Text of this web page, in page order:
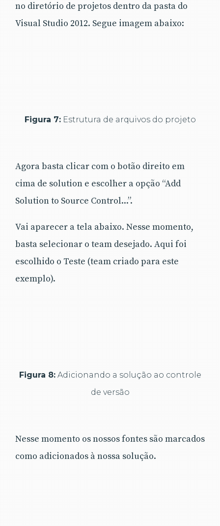
no diretório de projetos dentro da pasta do
Visual Studio 2012. Segue imagem abaixo:
Figura 7:Estrutura de arquivos do projeto
Agora basta clicar com o botão direito em
cima de solution e escolher a opção “Add
Solution to Source Control...”.
Vai aparecer a tela abaixo. Nesse momento,
basta selecionar o team desejado. Aqui foi
escolhido o Teste (team criado para este
exemplo).
Figura 8:Adicionando a solução ao controle
de versão
Nesse momento os nossos fontes são marcados
como adicionados à nossa solução.